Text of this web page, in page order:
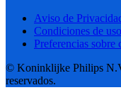
Aviso de
Condiciones de uso
Preferencias sobre
© Koninklijke Philips
reservados.